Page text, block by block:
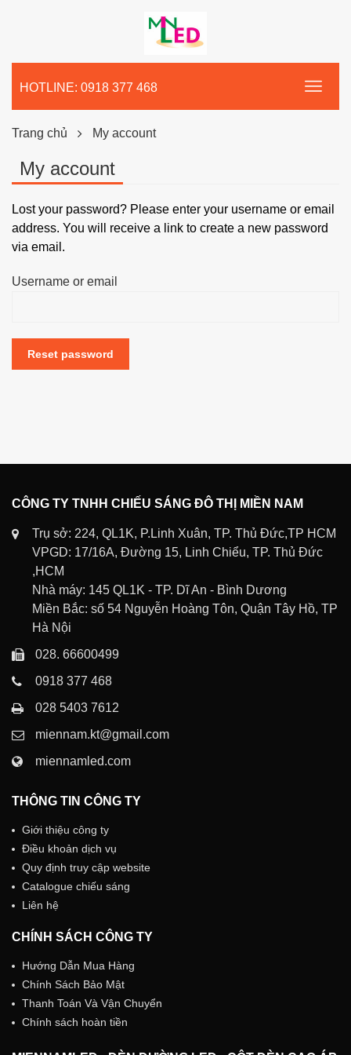
HOTLINE: 0918 377 468
Trang chủ My account
My account
Lost your password? Please enter your username or email
address. You will receive a link to create a new password
via email.
Username or email
Reset password
CÔNG TY TNHH CHIẾU SÁNG ĐÔ THỊ MIỀN NAM
Trụ sở: 224, QL1K, P.Linh Xuân, TP. Thủ Đức,TP HCM
VPGD: 17/16A, Đường 15, Linh Chiểu, TP. Thủ Đức
,HCM
Nhà máy: 145 QL1K - TP. Dĩ An - Bình Dương
Miền Bắc: số 54 Nguyễn Hoàng Tôn, Quận Tây Hồ, TP
Hà Nội
028. 66600499
0918 377 468
028 5403 7612
miennam.kt@gmail.com
miennamled.com
THÔNG TIN CÔNG TY
Giới thiệu công ty
Điều khoản dịch vụ
Quy định truy cập website
Catalogue chiếu sáng
Liên hệ
CHÍNH SÁCH CÔNG TY
Hướng Dẫn Mua Hàng
Chính Sách Bảo Mật
Thanh Toán Và Vận Chuyển
Chính sách hoàn tiền